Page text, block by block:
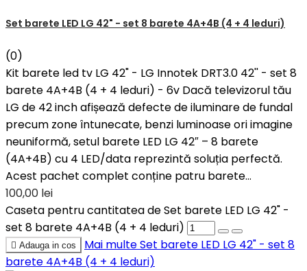
Set barete LED LG 42" - set 8 barete 4A+4B (4 + 4 leduri)
(0)
Kit barete led tv LG 42" - LG Innotek DRT3.0 42'' - set 8
barete 4A+4B (4 + 4 leduri) - 6v Dacă televizorul tău
LG de 42 inch afișează defecte de iluminare de fundal
precum zone întunecate, benzi luminoase ori imagine
neuniformă, setul barete LED LG 42″ – 8 barete
(4A+4B) cu 4 LED/data reprezintă soluția perfectă.
Acest pachet complet conține patru barete...
100,00 lei
Caseta pentru cantitatea de Set barete LED LG 42" -
set 8 barete 4A+4B (4 + 4 leduri)
 Adauga in cos Mai multeSet barete LED LG 42" - set 8
barete 4A+4B (4 + 4 leduri)